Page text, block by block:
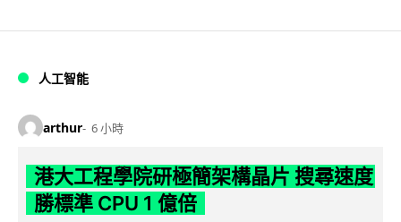
人工智能
arthur 6 小時
港大工程學院研極簡架構晶片 搜尋速度
勝標準 CPU 1 億倍